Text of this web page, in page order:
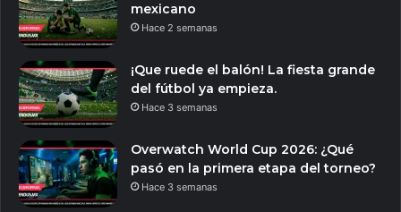
mexicano
Hace 2 semanas
¡Que ruede el balón! La fiesta grande
del fútbol ya empieza.
Hace 3 semanas
Overwatch World Cup 2026: ¿Qué
pasó en la primera etapa del torneo?
Hace 3 semanas